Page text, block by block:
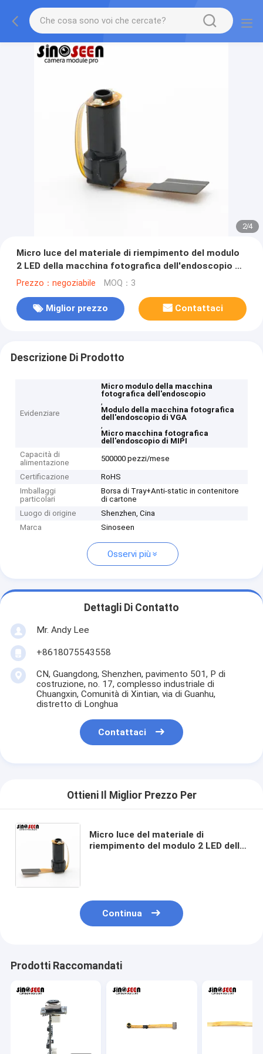
2/4
Micro luce del materiale di riempimento del modulo
2 LED della macchina fotografica dell'endoscopio di
VGA MIPI per lo strumento di pulizia
Prezzo：negoziabile MOQ：3
Miglior prezzo Contattaci
Descrizione Di Prodotto
Evidenziare
Micro modulo della macchina
fotografica dell'endoscopio
,
Modulo della macchina fotografica
dell'endoscopio di VGA
,
Micro macchina fotografica
dell'endoscopio di MIPI
Capacità di
alimentazione
500000 pezzi/mese
Certificazione
RoHS
Imballaggi
particolari
Borsa di Tray+Anti-static in contenitore
di cartone
Luogo di origine
Shenzhen, Cina
Marca
Sinoseen
Osservi più
Dettagli Di Contatto
Mr. Andy Lee
+8618075543558
CN, Guangdong, Shenzhen, pavimento 501, P di
costruzione, no. 17, complesso industriale di
Chuangxin, Comunità di Xintian, via di Guanhu,
distretto di Longhua
Contattaci
Ottieni Il Miglior Prezzo Per
Micro luce del materiale di
riempimento del modulo 2 LED della
Continua
Prodotti Raccomandati